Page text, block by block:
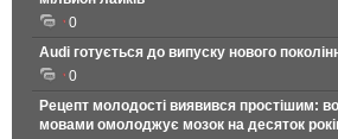
0
Audi готується до випуску нового
0
Рецепт молодості виявився простішим:
мовами омолоджує мозок на десяток